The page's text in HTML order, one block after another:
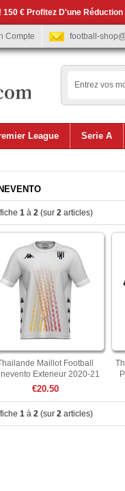
€ Profitez D'une
Compte football-
League Serie A
1 à 2 (sur 2 articles)
Maillot Football
Exterieur 2020-21
€20.50
1 à 2 (sur 2 articles)